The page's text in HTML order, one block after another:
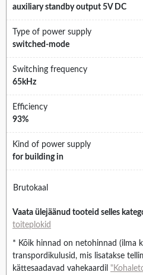
auxiliary standby output 5V DC
Type of power supply
switched-mode
Switching frequency
65kHz
Efficiency
93%
Kind of power supply
for building in
Brutokaal
Vaata ülejäänud tooteid selles
toiteplokid
* Kõik hinnad on netohinnad (ilma
transpordikulusid, mis lisatakse
kättesaadavad vahekaardil